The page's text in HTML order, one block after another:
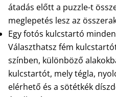
átadás előtt a puzzle-t
meglepetés lesz az
Egy fotós kulcstartó
Választhatsz fém
színben, különböző
kulcstartót, mely tégla,
elérhető és a sötétkék